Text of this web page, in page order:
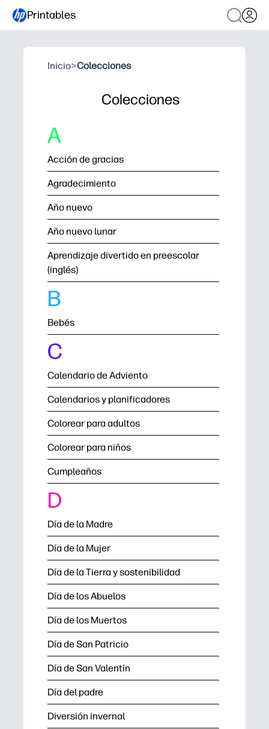
Printables
Inicio>Colecciones
Colecciones
A
Acción de gracias
Agradecimiento
Año nuevo
Año nuevo lunar
Aprendizaje divertido en preescolar
(inglés)
B
Bebés
C
Calendario de Adviento
Calendarios y planificadores
Colorear para adultos
Colorear para niños
Cumpleaños
D
Día de la Madre
Día de la Mujer
Día de la Tierra y sostenibilidad
Día de los Abuelos
Día de los Muertos
Día de San Patricio
Día de San Valentín
Día del padre
Diversión invernal